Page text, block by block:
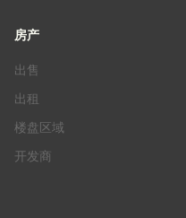
房产
出售
出租
楼盘区域
开发商